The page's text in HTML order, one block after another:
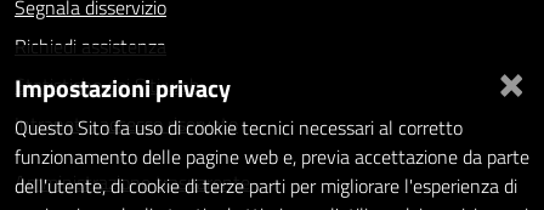
Segnala disservizio
Richiedi assistenza
Statistiche dei Siti web
Intranet - accesso riservato
Amministrazione trasparente
×
Impostazioni privacy
Questo Sito fa uso di cookie tecnici necessari al corretto
funzionamento delle pagine web e, previa accettazione da parte
dell'utente, di cookie di terze parti per migliorare l'esperienza di